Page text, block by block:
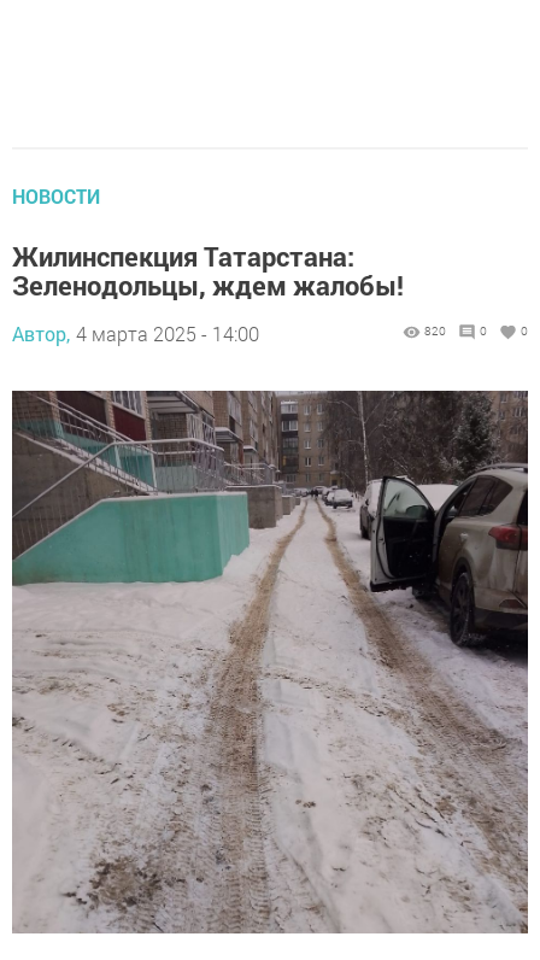
НОВОСТИ
Жилинспекция Татарстана:
Зеленодольцы, ждем жалобы!
Автор, 4 марта 2025 - 14:00 820 0 0